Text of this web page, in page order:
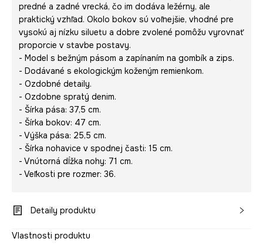
predné a zadné vrecká, čo im dodáva ležérny, ale
praktický vzhľad. Okolo bokov sú voľnejšie, vhodné pre
vysokú aj nízku siluetu a dobre zvolené pomôžu vyrovnať
proporcie v stavbe postavy.
- Model s bežným pásom a zapínaním na gombík a zips.
- Dodávané s ekologickým koženým remienkom.
- Ozdobné detaily.
- Ozdobne spratý denim.
- Šírka pása: 37,5 cm.
- Šírka bokov: 47 cm.
- Výška pása: 25,5 cm.
- Šírka nohavice v spodnej časti: 15 cm.
- Vnútorná dĺžka nohy: 71 cm.
- Veľkosti pre rozmer: 36.
Detaily produktu
Vlastnosti produktu